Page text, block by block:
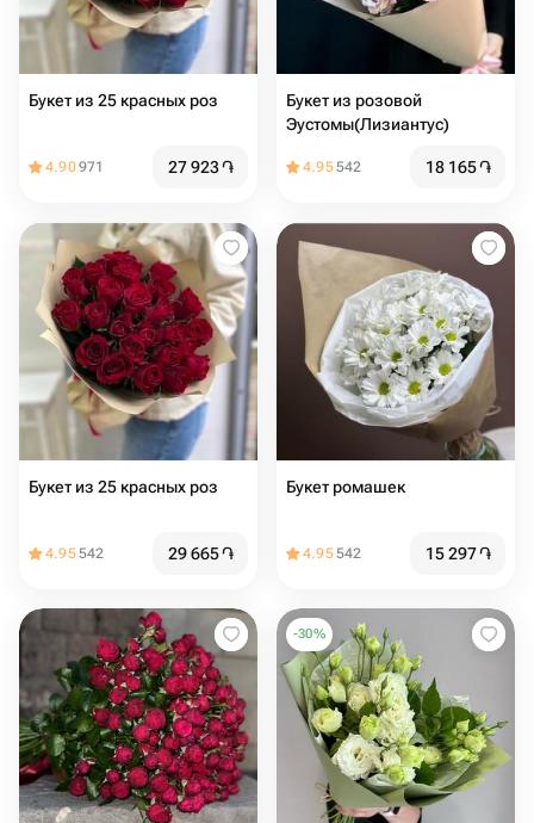
Букет из 25 красных роз
4.90971 27 923֏
Букет из розовой
Эустомы(Лизиантус)
4.95542 18 165֏
Букет из 25 красных роз
4.95542 29 665֏
Букет ромашек
4.95542 15 297֏
-30%